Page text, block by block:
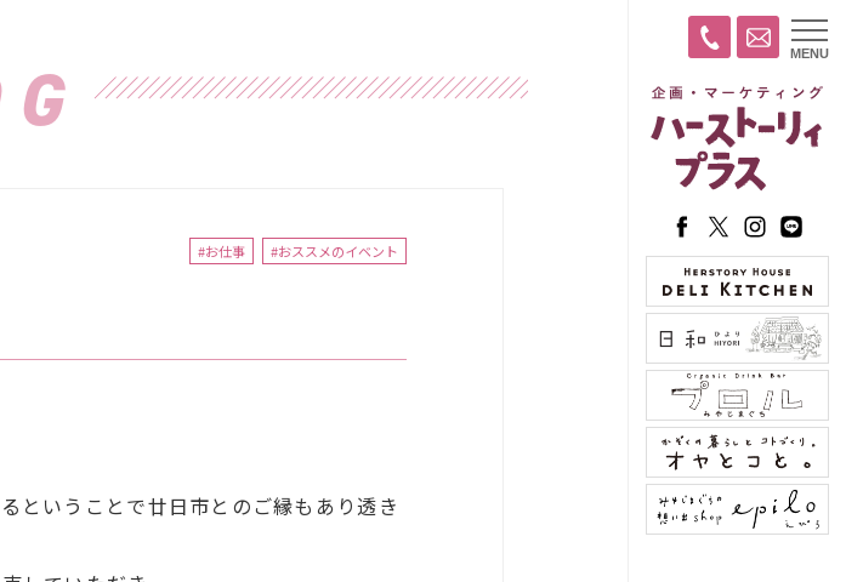
#お仕事 #おススメのイベント
ということで廿日市とのご縁もあり透き
t
o
g
e
n
t
o
n
MENU